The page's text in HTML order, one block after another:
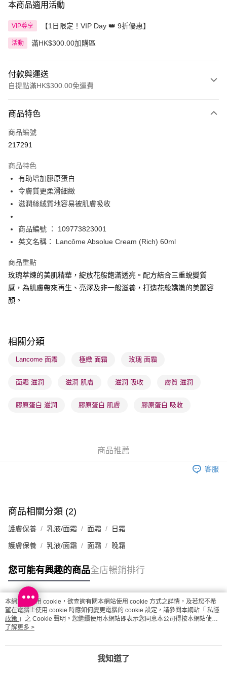
本商品適用活動
VIP尊享 【1日限定！VIP Day 👑 9折優惠】
活動 滿HK$300.00加購區
付款與運送
自提點滿HK$300.00免運費
信用卡
Apple Pay
PayMe
WeChat Pay
送貨方式
每筆HK$65.00，滿HK$300.00或以上免運費
順豐站及營業點 - 確認發貨後1-3個工作天送達
每筆HK$65.00，滿HK$300.00或以上免運費
每筆HK$65.00，滿HK$300.00或以上免運費
(香港門市) 只顯示可選門市。確認發貨後2-5個工作天到店，3天內
取。逾期會取消訂單，並不會安排重寄
(澳門門市) 只顯示可選門市。確認發貨後2-5個工作天到店，3天內
澳門地區配送 - 確認發貨後1-4個工作天送達
商品特色
商品編號
217291
商品特色
有助增加膠原蛋白
令膚質更柔滑細緻
滋潤絲絨質地容易被肌膚吸收
商品編號 ： 109773823001
英文名稱： Lancôme Absolue Cream (Rich) 60ml
商品重點
玫瑰萃煉的美肌精華，綻放花般飽滿透亮。配方結合三重蛻變質
感，為肌膚帶來再生、亮澤及非一般滋養，打造花般嬌嫩的美麗容
顏。
相關分類
Lancome 面霜 極緻 面霜 玫瑰 面霜
面霜 滋潤 滋潤 肌膚 滋潤 吸收 膚質 滋潤
膠原蛋白 滋潤 膠原蛋白 肌膚 膠原蛋白 吸收
商品推薦
客服
商品相關分類 (2)
護膚保養 乳液/面霜 面霜 日霜
護膚保養 乳液/面霜 面霜 晚霜
您可能有興趣的商品全店暢銷排行
熱門標籤
熱銷排行
本網站中使用 cookie，欲查詢有關本網站使用 cookie 方式之詳情，及若您不希
望在電腦上使用 cookie 時應如何變更電腦的 cookie 設定，請參閱本網站「 私隱
政策 」之 Cookie 聲明。您繼續使用本網站即表示您同意本公司得按本網站使用
條款之 Cookie 聲明使用 cookie。
了解更多 >
我知道了